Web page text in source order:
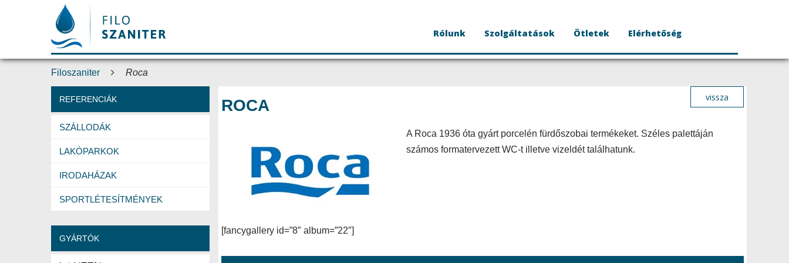
Rólunk Szolgáltatások Ötletek Elérhetőség
Filoszaniter Roca
REFERENCIÁK
SZÁLLODÁK
LAKÓPARKOK
IRODAHÁZAK
SPORTLÉTESÍTMÉNYEK
GYÁRTÓK
ROCA vissza
A Roca 1936 óta gyárt porcelén fürdőszobai termékeket. Széles palettáján
számos formatervezett WC-t illetve vizeldét találhatunk.
[fancygallery id=”8″ album=”22″]